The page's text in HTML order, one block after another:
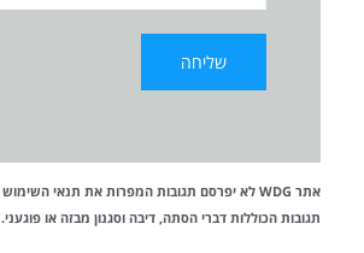
אתר WDG לא יפרסם תגובות המפרות את תנאי השימוש
תגובות הכוללות דברי הסתה, דיבה וסגנון מבזה או פוגעני.